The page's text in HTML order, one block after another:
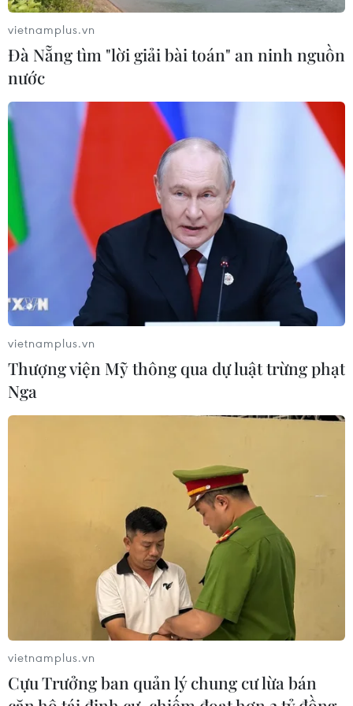
người mất tích do mưa lũ
07/08/2026 03:04
Khẩn trương phân luồng giao thông
sau vụ sạt lở trên tuyến ĐT161 ở Lào
Cai
07/08/2026 02:37
Thời tiết ngày 7/8: Bắc Bộ và Bắc
Trung Bộ giảm mưa về đêm, cục bộ
06/08/2026 23:15
Tổng Biên tập: TRẦN TIẾN DUẨN
Phó Tổng Biên tập: NGUYỄN THỊ TÁM, KHÚC THANH
Quy định sử dụng
Hỗ trợ
Ngôn ngữ
TTXVN
Dịch vụ tin
Liên hệ
vietnamplus.vn
Đà Nẵng tìm "lời giải bài toán" an ninh nguồn
nước
vietnamplus.vn
Thượng viện Mỹ thông qua dự luật trừng phạt
Nga
vietnamplus.vn
Cựu Trưởng ban quản lý chung cư lừa bán